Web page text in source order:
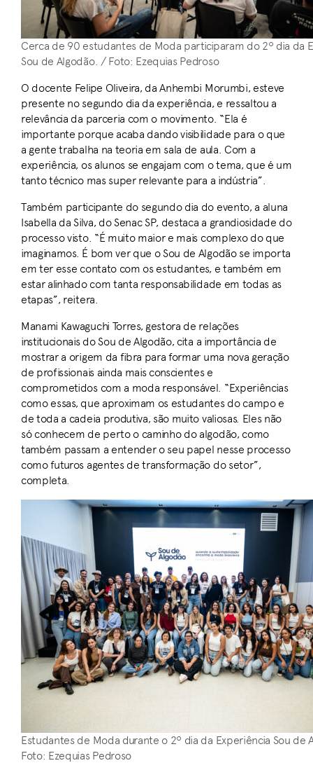
Cerca de 90 estudantes de Moda participaram do 2º dia da
Sou de Algodão. / Foto: Ezequias Pedroso
O docente Felipe Oliveira, da Anhembi Morumbi, esteve
presente no segundo dia da experiência, e ressaltou a
relevância da parceria com o movimento. “Ela é
importante porque acaba dando visibilidade para o que
a gente trabalha na teoria em sala de aula. Com a
experiência, os alunos se engajam com o tema, que é um
tanto técnico mas super relevante para a indústria”.
Também participante do segundo dia do evento, a aluna
Isabella da Silva, do Senac SP, destaca a grandiosidade do
processo visto. “É muito maior e mais complexo do que
imaginamos. É bom ver que o Sou de Algodão se importa
em ter esse contato com os estudantes, e também em
estar alinhado com tanta responsabilidade em todas as
etapas”, reitera.
Manami Kawaguchi Torres, gestora de relações
institucionais do Sou de Algodão, cita a importância de
mostrar a origem da fibra para formar uma nova geração
de profissionais ainda mais conscientes e
comprometidos com a moda responsável. “Experiências
como essas, que aproximam os estudantes do campo e
de toda a cadeia produtiva, são muito valiosas. Eles não
só conhecem de perto o caminho do algodão, como
também passam a entender o seu papel nesse processo
como futuros agentes de transformação do setor”,
completa.
Estudantes de Moda durante o 2º dia da Experiência Sou de
Foto: Ezequias Pedroso